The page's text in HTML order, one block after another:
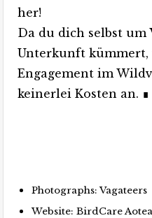
her!
Da du dich selbst um
Unterkunft
Engagement im
keinerlei Kosten an. ∎
Photographs: Vagateers
Website:BirdCare